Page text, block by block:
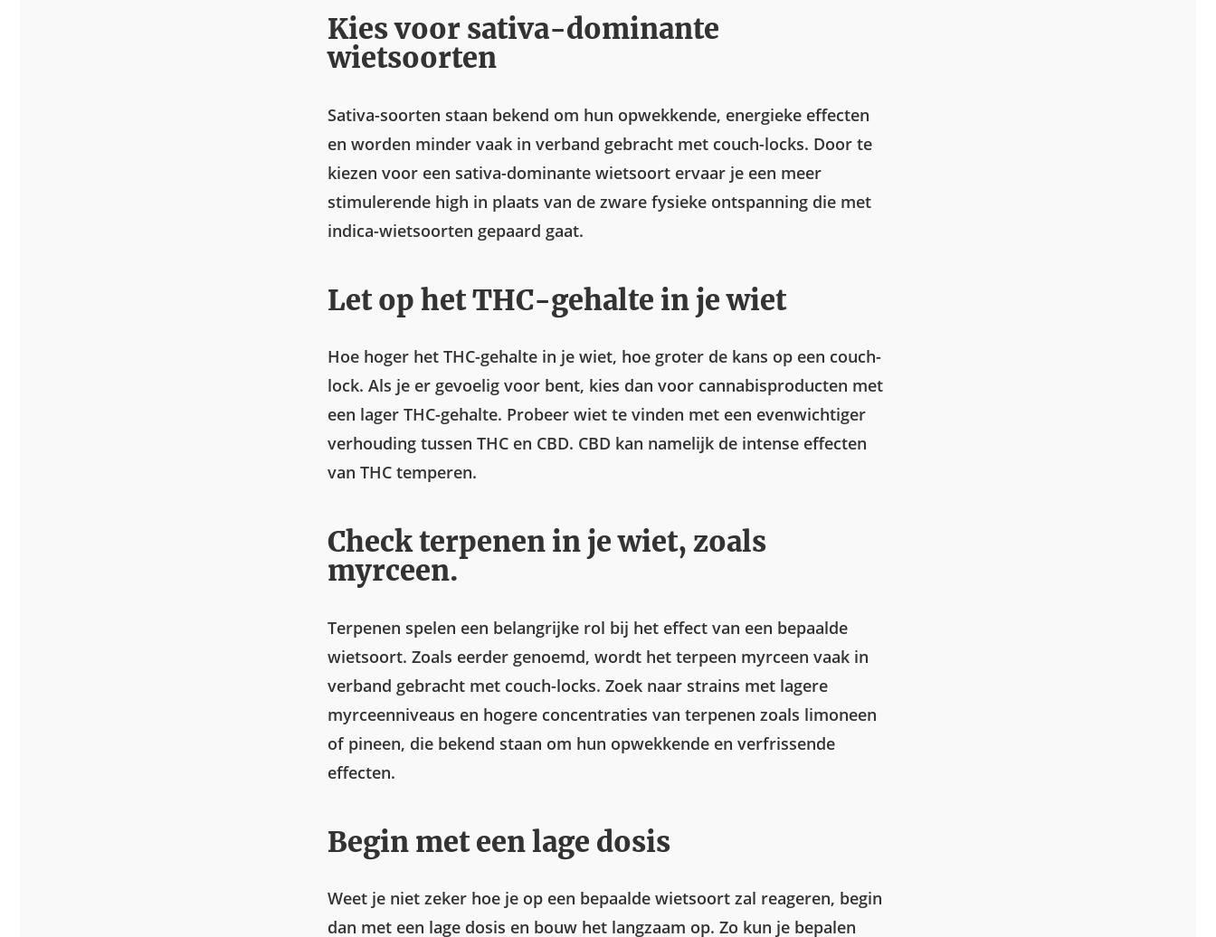
Kies voor sativa-dominante
wietsoorten
Sativa-soorten staan bekend om hun opwekkende, energieke effecten
en worden minder vaak in verband gebracht met couch-locks. Door te
kiezen voor een sativa-dominante wietsoort ervaar je een meer
stimulerende high in plaats van de zware fysieke ontspanning die met
indica-wietsoorten gepaard gaat.
Let op het THC-gehalte in je wiet
Hoe hoger het THC-gehalte in je wiet, hoe groter de kans op een couch-
lock. Als je er gevoelig voor bent, kies dan voor cannabisproducten met
een lager THC-gehalte. Probeer wiet te vinden met een evenwichtiger
verhouding tussen THC en CBD. CBD kan namelijk de intense effecten
van THC temperen.
Check terpenen in je wiet, zoals
myrceen.
Terpenen spelen een belangrijke rol bij het effect van een bepaalde
wietsoort. Zoals eerder genoemd, wordt het terpeen myrceen vaak in
verband gebracht met couch-locks. Zoek naar strains met lagere
myrceenniveaus en hogere concentraties van terpenen zoals limoneen
of pineen, die bekend staan om hun opwekkende en verfrissende
effecten.
Begin met een lage dosis
Weet je niet zeker hoe je op een bepaalde wietsoort zal reageren, begin
dan met een lage dosis en bouw het langzaam op. Zo kun je bepalen